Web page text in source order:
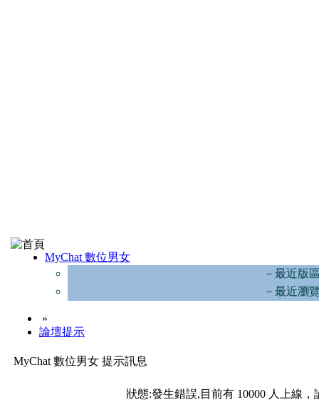
MyChat 數位男女
－最近版
－最近瀏
»
論壇提示
MyChat 數位男女 提示訊息
狀態:發生錯誤,目前有 10000 人上線